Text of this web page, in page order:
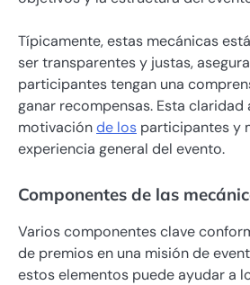
Típicamente, estas mecánicas
ser transparentes y justas,
participantes tengan una
ganar recompensas. Esta claridad
motivaciónde los participantes y
experiencia general del evento.
Componentes de las
Varios componentes clave
de premios en una misión de
estos elementos puede ayudar a